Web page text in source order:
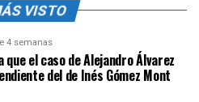
VISTO
4 semanas
que el caso de Alejandro Álvarez
del de Inés Gómez Mont